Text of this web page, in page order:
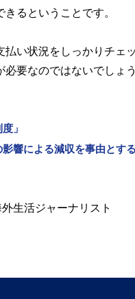
るということです。
い状況をしっかりチェ
要なのではないでしょう
」
響による減収を事由とす
生活ジャーナリスト